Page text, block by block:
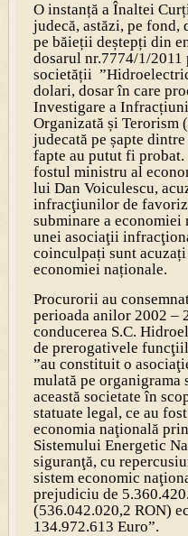
O instanță a Înaltei
judecă, astăzi, pe fond,
pe băieții deștepți din
dosarul nr.7774/1/
societății
dolari, dosar în care
Investigare a
Organizată și
judecată pe șapte
fapte au putut fi
fostul ministru al
lui Dan Voiculescu,
infracţiunilor de
subminare a
unei asociaţii
coinculpați sunt
economiei naționale.
Procurorii au
perioada anilor 2002
conducerea S.C.
de prerogativele
”au constituit o
mulată pe
această societate în
statuate legal, ce au
economia naţională
Sistemului Energetic
siguranţă, cu
sistem economic
prejudiciu de
(536.042.020,2 RON)
134.972.613 Euro”.